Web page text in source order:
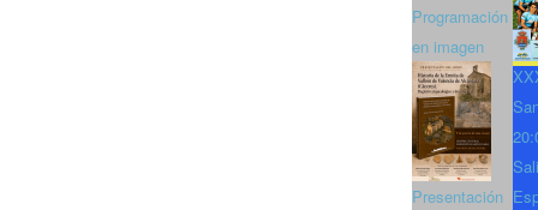
Programación
en imagen
Presentación